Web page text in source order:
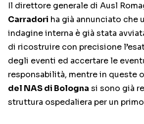
Il direttore generale di Ausl
Carradori ha già annunciato che
indagine interna è già stata
di ricostruire con precisione
degli eventi ed accertare le
responsabilità, mentre in queste
del NAS di Bologna si sono già
struttura ospedaliera per un